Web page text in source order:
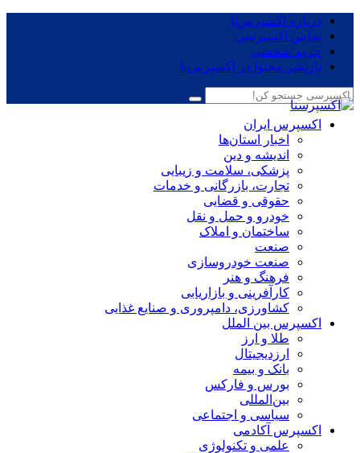
درباره اکسپرس‌نا
تماس اکسپرسی
حریم شخصی
بازنشر محتوا در اکسپرس‌نا
اکسپرس ایران
اخبار استان‌ها
اندیشه و دین
پزشکی، سلامت و زیبایی
تجارت، بازرگانی و خدمات
حقوقی و قضایی
خودرو و حمل و نقل
ساختمان و املاک
صنعت
صنعت خودروسازی
فرهنگ و هنر
کارآفرینی و بازاریابی
کشاورزی، دامپروری و صنایع غذایی
اکسپرس بین الملل
طلا و ارز
ارزدیجیتال
بانک و بیمه
بورس و فارکس
بین‌المللی
سیاسی و اجتماعی
اکسپرس آکادمی
علمی و تکنولوژی